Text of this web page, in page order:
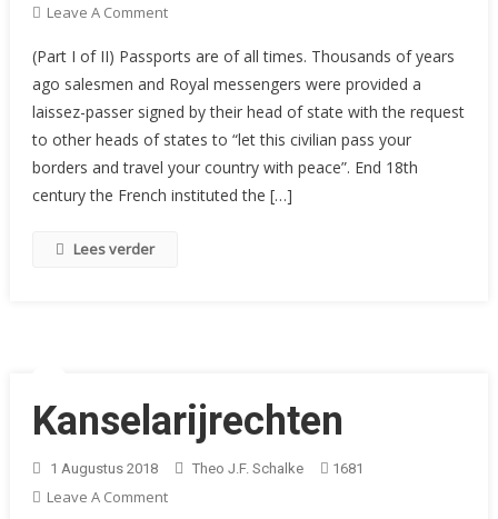
Leave A CommentOn
/
Foreign
Office
Rights
(I)
(Part I of II) Passports are of all times. Thousands of years
ago salesmen and Royal messengers were provided a
laissez-passer signed by their head of state with the request
to other heads of states to “let this civilian pass your
borders and travel your country with peace”. End 18th
century the French instituted the […]
Lees verder
Kanselarijrechten
1 Augustus 2018 Theo J.F. Schalke 1681
Leave A CommentOn